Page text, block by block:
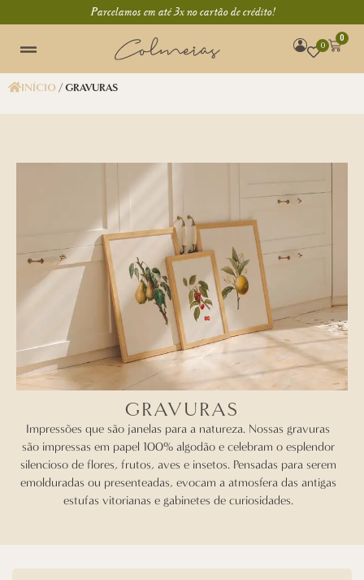
Parcelamos em até 3x no cartão de crédito!
0
0
INÍCIO/ GRAVURAS
GRAVURAS
Impressões que são janelas para a natureza. Nossas gravuras
são impressas em papel 100% algodão e celebram o esplendor
silencioso de flores, frutos, aves e insetos. Pensadas para serem
emolduradas ou presenteadas, evocam a atmosfera das antigas
estufas vitorianas e gabinetes de curiosidades.